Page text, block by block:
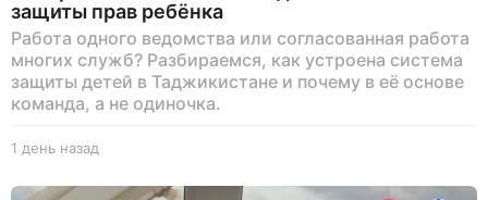
защиты прав ребёнка
Работа одного ведомства или согласованная работа
многих служб? Разбираемся, как устроена система
защиты детей в Таджикистане и почему в её основе
команда, а не одиночка.
1 день назад
е